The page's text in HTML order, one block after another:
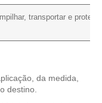
transportar e
da medida,
destino.